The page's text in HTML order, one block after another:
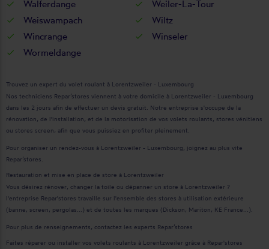
Walferdange
Weiler-La-Tour
Weiswampach
Wiltz
Wincrange
Winseler
Wormeldange
Trouvez un expert du volet roulant à Lorentzweiler - Luxembourg
Nos techniciens Repar’stores viennent à votre domicile à Lorentzweiler - Luxembourg
dans les 2 jours afin de effectuer un devis gratuit. Notre entreprise s'occupe de la
rénovation, de l'installation, et de la motorisation de vos volets roulants, stores vénitiens
ou stores screen, afin que vous puissiez en profiter pleinement.
Pour organiser un rendez-vous à Lorentzweiler - Luxembourg, joignez au plus vite
Repar’stores.
Restauration et mise en place de store à Lorentzweiler
Vous désirez rénover, changer la toile ou dépanner un store à Lorentzweiler ?
l'entreprise Repar'stores travaille sur l'ensemble des stores à utilisation extérieure
(banne, screen, pergolas...) et de toutes les marques (Dickson, Mariton, KE France...).
Pour plus de renseignements, contactez les experts Repar’stores
Faites réparer ou installer vos volets roulants à Lorentzweiler grâce à Repar'stores